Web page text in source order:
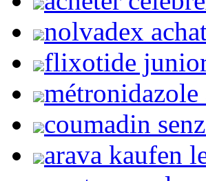
nolvadex
flixotide
métronidazole
coumadin
arava kaufen